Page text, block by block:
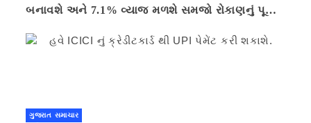
બનાવશે અને 7.1% વ્યાજ મળશે સમજો રોકાણનું પૂરું
ગુજરાત સમાચાર